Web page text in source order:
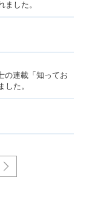
ました。
の連載「知ってお
した。